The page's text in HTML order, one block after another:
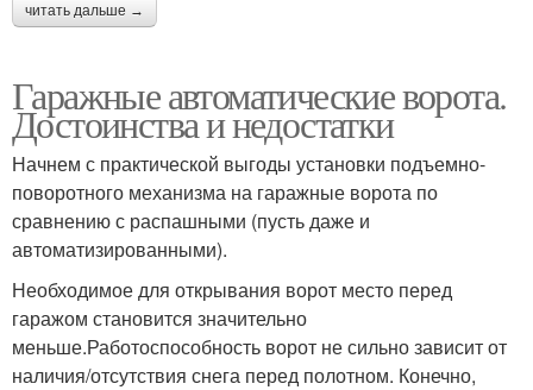
читать дальше →
Гаражные автоматические ворота.
Достоинства и недостатки
Начнем с практической выгоды установки подъемно-
поворотного механизма на гаражные ворота по
сравнению с распашными (пусть даже и
автоматизированными).
Необходимое для открывания ворот место перед
гаражом становится значительно
меньше.Работоспособность ворот не сильно зависит от
наличия/отсутствия снега перед полотном. Конечно,